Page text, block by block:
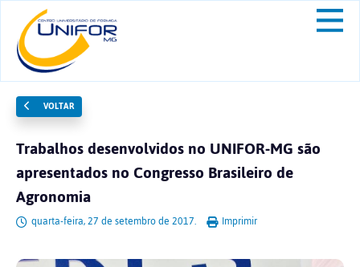
VOLTAR
Trabalhos desenvolvidos no UNIFOR-MG são
apresentados no Congresso Brasileiro de
Agronomia
quarta-feira, 27 de setembro de 2017. Imprimir